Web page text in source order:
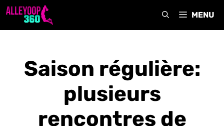
Aller
MENU
Saison régulière:
plusieurs
rencontres de